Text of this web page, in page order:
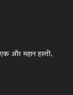
और महान हस्ती,